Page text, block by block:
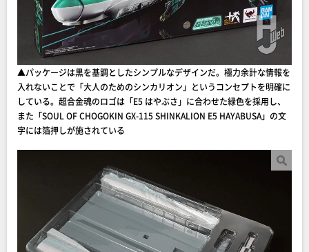
▲パッケージは黒を基調としたシンプルなデザインだ。極力余計な情報を
入れないことで「大人のためのシンカリオン」というコンセプトを明確に
している。超合金魂のロゴは「E5 はやぶさ」に合わせた緑色を採用し、
また「SOUL OF CHOGOKIN GX-115 SHINKALION E5 HAYABUSA」の文
字には箔押しが施されている